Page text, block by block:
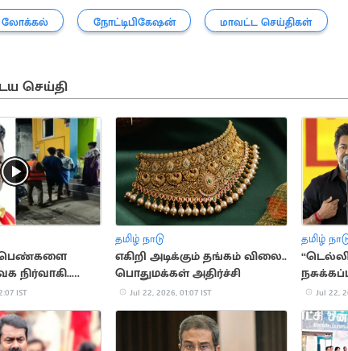
லோக்கல் நோட்டிபிகேஷன் மாவட்ட செய்திகள்
செய்தி
பெண்களை
நிர்வாகி..
IST
தமிழ் நாடு
எகிறி அடிக்கும் தங்கம் விலை..
பொதுமக்கள் அதிர்ச்சி
Jul 22, 2026, 01:07 IST
தமிழ்
Jul 22,